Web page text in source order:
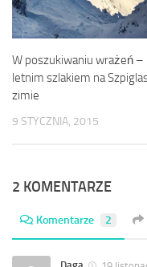
W poszukiwaniu wrażeń –
letnim szlakiem na
zimie
9 STYCZNIA, 2015
2 KOMENTARZE
Komentarze 2